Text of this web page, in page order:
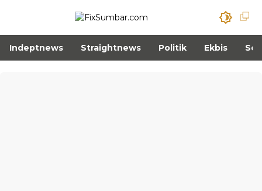
Indeptnews Straightnews Politik Ekbis